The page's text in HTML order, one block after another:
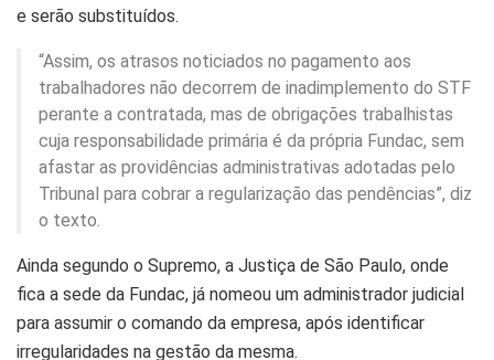
e serão substituídos.
“Assim, os atrasos noticiados no pagamento aos
trabalhadores não decorrem de inadimplemento do STF
perante a contratada, mas de obrigações trabalhistas
cuja responsabilidade primária é da própria Fundac, sem
afastar as providências administrativas adotadas pelo
Tribunal para cobrar a regularização das pendências”, diz
o texto.
Ainda segundo o Supremo, a Justiça de São Paulo, onde
fica a sede da Fundac, já nomeou um administrador judicial
para assumir o comando da empresa, após identificar
irregularidades na gestão da mesma.